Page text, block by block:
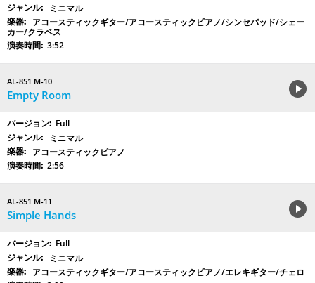
ミニマル
アコースティックギター/アコースティックピアノ/シンセパッド/シェー
カー/クラベス
3:52
AL-851 M-10
Empty Room
Full
ミニマル
アコースティックピアノ
2:56
AL-851 M-11
Simple Hands
Full
ミニマル
アコースティックギター/アコースティックピアノ/エレキギター/チェロ